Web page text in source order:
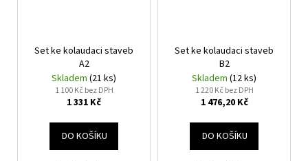
Set ke kolaudaci staveb
A2
Skladem (21 ks)
1 100 Kč bez DPH
1 331 Kč
DO KOŠÍKU
Set ke kolaudaci staveb
B2
Skladem (12 ks)
1 220 Kč bez DPH
1 476,20 Kč
DO KOŠÍKU